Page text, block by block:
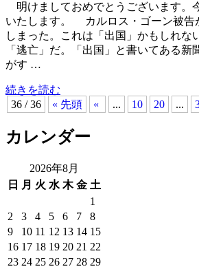
明けましておめでとうございます。
いたします。 カルロス・ゴーン被告
しまった。これは「出国」かもしれな
「逃亡」だ。「出国」と書いてある新
がす …
続きを読む
36 / 36
« 先頭 « ... 10 20 ...
カレンダー
2026年8月
日
月 火 水 木 金 土
1
2
3 4 5 6 7
8
9
10 11 12 13 14 15
16 17 18 19 20 21 22
23 24 25 26 27 28 29